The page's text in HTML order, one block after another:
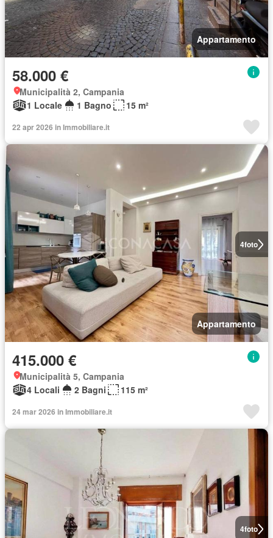
Appartamento
58.000 €
Municipalità 2, Campania
1 Locale
1 Bagno 15 m²
22 apr 2026 in Immobiliare.it
4foto
Appartamento
415.000 €
Municipalità 5, Campania
4 Locali
2 Bagni 115 m²
24 mar 2026 in Immobiliare.it
4foto